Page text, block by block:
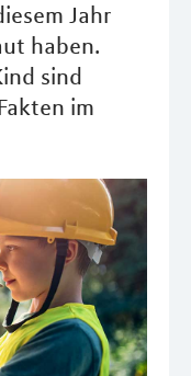
Jahr
haben.
sind
im